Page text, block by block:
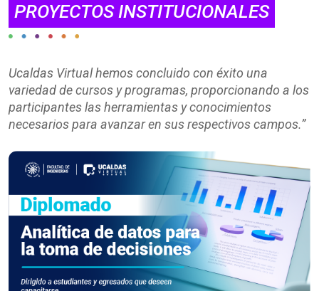
PROYECTOS INSTITUCIONALES
Ucaldas Virtual hemos concluido con éxito una
variedad de cursos y programas, proporcionando a los
participantes las herramientas y conocimientos
necesarios para avanzar en sus respectivos campos.”